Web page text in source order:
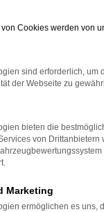
Error
Fehler
Tipps, die dir
Firewall und
Webseiten, zum
wie
bestimmter
Funktioniert die
Cookies werden von
sind erforderlich, um
der Webseite zu
bieten die
von Drittanbietern
Marketing
ermöglichen es uns,